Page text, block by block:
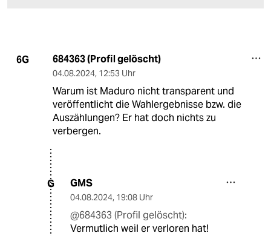
6G 684363 (Profil gelöscht)
04.08.2024, 12:53 Uhr
Warum ist Maduro nicht transparent und
veröffentlicht die Wahlergebnisse bzw. die
Auszählungen? Er hat doch nichts zu
verbergen.
G GMS
04.08.2024, 19:08 Uhr
@684363 (Profil gelöscht):
Vermutlich weil er verloren hat!